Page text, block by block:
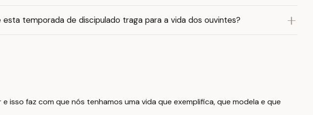
temporada de discipulado traga para a vida dos ouvintes?
faz com que nós tenhamos uma vida que exemplifica, que modela e que